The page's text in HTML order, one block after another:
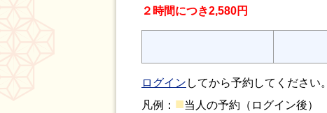
２時間につき2,580円
ログイン してから予約してください。
凡例： ■当人の予約（ログイン後）